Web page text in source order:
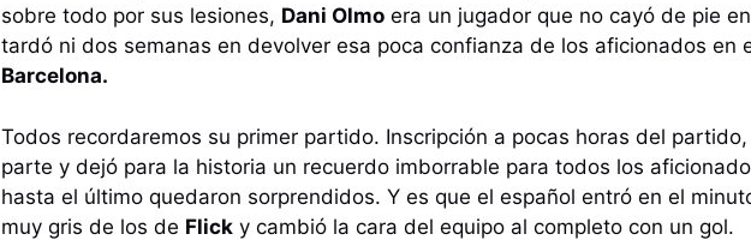
sobre todo por sus lesiones, Dani Olmo era un jugador que no cayó de pie en
tardó ni dos semanas en devolver esa poca confianza de los aficionados en
Barcelona.
Todos recordaremos su primer partido. Inscripción a pocas horas del
parte y dejó para la historia un recuerdo imborrable para todos los
hasta el último quedaron sorprendidos. Y es que el español entró en el
muy gris de los de Flick y cambió la cara del equipo al completo con un gol.